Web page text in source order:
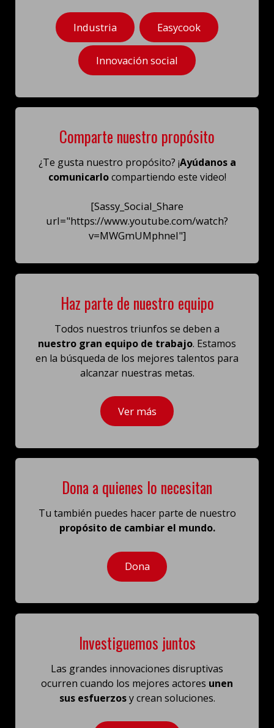
Industria Easycook
Innovación social
Comparte nuestro propósito
¿Te gusta nuestro propósito? ¡Ayúdanos a
comunicarlocompartiendo este video!
[Sassy_Social_Share
url="https://www.youtube.com/watch?
v=MWGmUMphneI"]
Haz parte de nuestro equipo
Todos nuestros triunfos se deben a
nuestro gran equipo de trabajo. Estamos
en la búsqueda de los mejores talentos para
alcanzar nuestras metas.
Ver más
Dona a quienes lo necesitan
Tu también puedes hacer parte de nuestro
propósito de cambiar el mundo.
Dona
Investiguemos juntos
Las grandes innovaciones disruptivas
ocurren cuando los mejores actores unen
sus esfuerzosy crean soluciones.